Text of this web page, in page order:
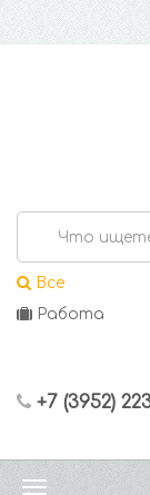
Все
Работа
+7 (3952)